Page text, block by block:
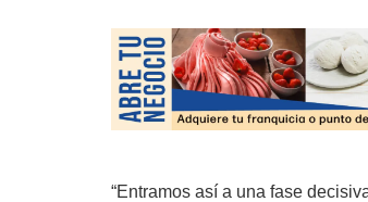
“Entramos así a una fase